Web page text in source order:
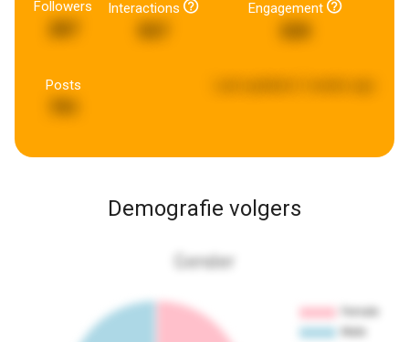
Followers Interactions Engagement
Posts
Demografie volgers
Gender